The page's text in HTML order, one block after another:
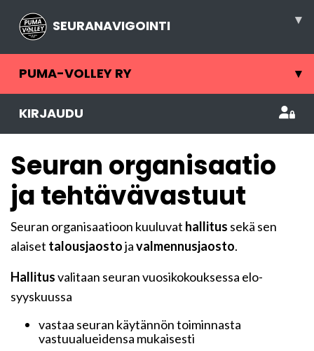
SEURANAVIGOINTI ▾
PUMA-VOLLEY RY ▾
KIRJAUDU
Seuran organisaatio
ja tehtävävastuut
Seuran organisaatioon kuuluvat hallitus sekä sen
alaiset talousjaostojavalmennusjaosto.
Hallitusvalitaan seuran vuosikokouksessa elo-
syyskuussa
vastaa seuran käytännön toiminnasta
vastuualueidensa mukaisesti